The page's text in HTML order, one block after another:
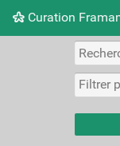
Curation
Nuage de tags